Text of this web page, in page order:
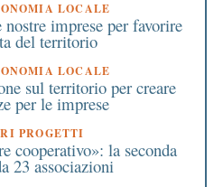
LOCALE
imprese per favorire
del territorio
LOCALE
sul territorio per creare
per le imprese
PROGETTI
cooperativo»: la seconda
23 associazioni